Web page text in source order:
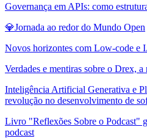
Governança em APIs: como
💎Jornada ao redor do Mundo Open
Novos horizontes com Low-code e
Verdades e mentiras sobre o Drex,
Inteligência Artificial Generativa e
revolução no desenvolvimento de
Livro "Reflexões Sobre o Podcast"
podcast